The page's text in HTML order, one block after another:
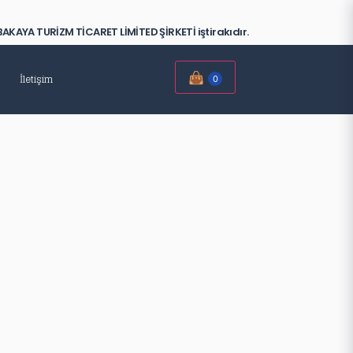
TURİZM TİCARET LİMİTED ŞİRKETİ iştirakıdır.
İletişim 👜 0